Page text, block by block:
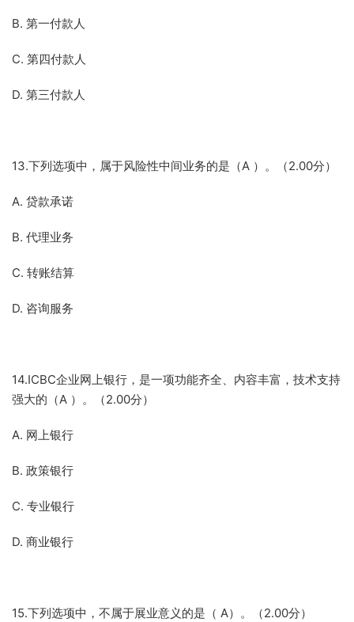
B. 第一付款人
C. 第四付款人
D. 第三付款人
13.下列选项中，属于风险性中间业务的是（A ）。（2.00分）
A. 贷款承诺
B. 代理业务
C. 转账结算
D. 咨询服务
14.ICBC企业网上银行，是一项功能齐全、内容丰富，技术支持
强大的（A ）。（2.00分）
A. 网上银行
B. 政策银行
C. 专业银行
D. 商业银行
15.下列选项中，不属于展业意义的是（ A）。（2.00分）